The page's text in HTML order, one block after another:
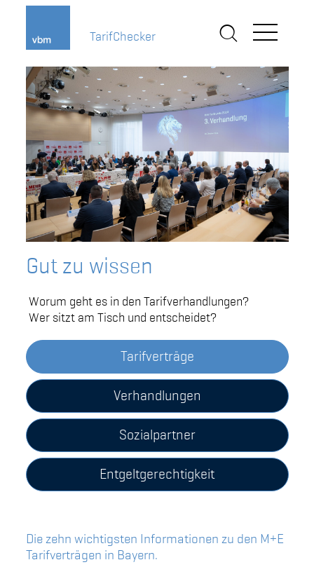
Gut zu wissen
Worum geht es in den Tarifverhandlungen?
Wer sitzt am Tisch und entscheidet?
Tarifverträge
Verhandlungen
Sozialpartner
Entgeltgerechtigkeit
Die zehn wichtigsten Informationen zu den M+E
Tarifverträgen in Bayern.